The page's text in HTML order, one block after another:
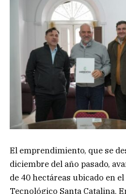
El emprendimiento, que se
diciembre del año pasado,
de 40 hectáreas ubicado en
Tecnológico Santa Catalina.